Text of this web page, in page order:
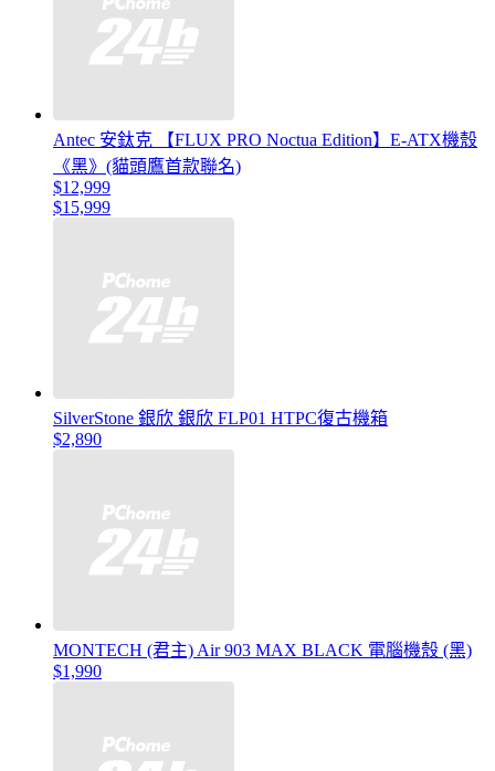
Antec 安鈦克 【FLUX PRO Noctua Edition】E-ATX機殼
《黑》(貓頭鷹首款聯名)
$12,999
$15,999
SilverStone 銀欣 銀欣 FLP01 HTPC復古機箱
$2,890
MONTECH (君主) Air 903 MAX BLACK 電腦機殼 (黑)
$1,990